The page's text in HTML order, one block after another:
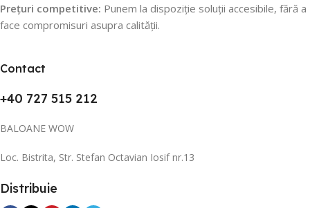
Prețuri competitive: Punem la dispoziție soluții accesibile, fără a
face compromisuri asupra calității.
Contact
+40 727 515 212
BALOANE WOW
Loc. Bistrita, Str. Stefan Octavian Iosif nr.13
Distribuie